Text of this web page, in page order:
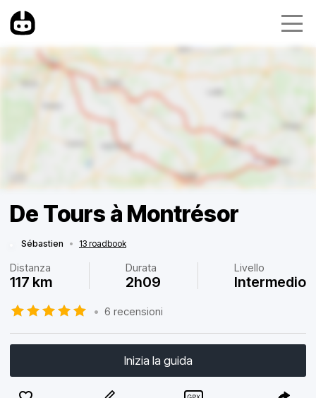
De Tours à Montrésor
Sébastien • 13 roadbook
Distanza
117 km
Durata
2h09
Livello
Intermedio
• 6 recensioni
Inizia la guida